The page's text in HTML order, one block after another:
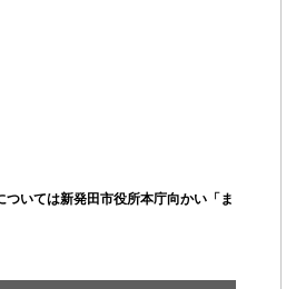
ついては新発田市役所本庁向かい「ま